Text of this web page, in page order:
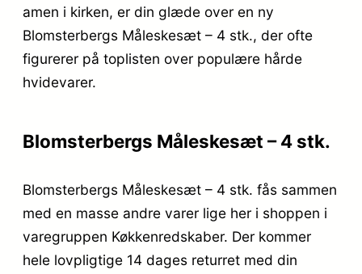
amen i kirken, er din glæde over en ny
Blomsterbergs Måleskesæt – 4 stk., der ofte
figurerer på toplisten over populære hårde
hvidevarer.
Blomsterbergs Måleskesæt – 4 stk.
Blomsterbergs Måleskesæt – 4 stk. fås sammen
med en masse andre varer lige her i shoppen i
varegruppen Køkkenredskaber. Der kommer
hele lovpligtige 14 dages returret med din